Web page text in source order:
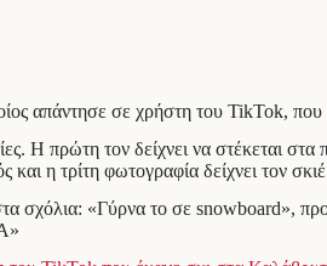
απάντησε σε χρήστη του TikTok,
πρώτη τον δείχνει να στέκεται στα
η τρίτη φωτογραφία δείχνει τον
σχόλια: «Γύρνα το σε snowboard»,